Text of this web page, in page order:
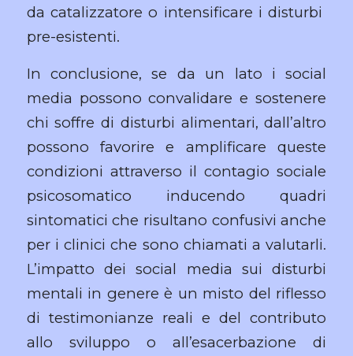
da catalizzatore o intensificare i disturbi
pre-esistenti.
In conclusione, se da un lato i social
media possono convalidare e sostenere
chi soffre di disturbi alimentari, dall’altro
possono favorire e amplificare queste
condizioni attraverso il contagio sociale
psicosomatico inducendo quadri
sintomatici che risultano confusivi anche
per i clinici che sono chiamati a valutarli.
L’impatto dei social media sui disturbi
mentali in genere è un misto del riflesso
di testimonianze reali e del contributo
allo sviluppo o all’esacerbazione di